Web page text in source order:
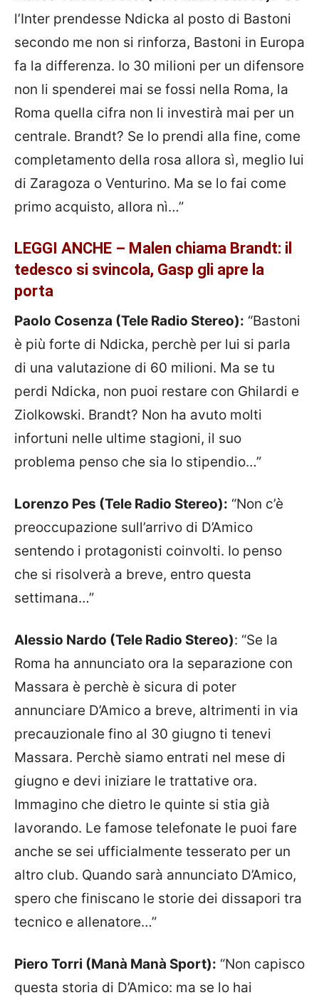
l’Inter prendesse Ndicka al posto di Bastoni
secondo me non si rinforza, Bastoni in Europa
fa la differenza. Io 30 milioni per un difensore
non li spenderei mai se fossi nella Roma, la
Roma quella cifra non li investirà mai per un
centrale. Brandt? Se lo prendi alla fine, come
completamento della rosa allora sì, meglio lui
di Zaragoza o Venturino. Ma se lo fai come
primo acquisto, allora nì…”
LEGGI ANCHE – Malen chiama Brandt: il
tedesco si svincola, Gasp gli apre la
porta
Paolo Cosenza (Tele Radio Stereo): “Bastoni
è più forte di Ndicka, perchè per lui si parla
di una valutazione di 60 milioni. Ma se tu
perdi Ndicka, non puoi restare con Ghilardi e
Ziolkowski. Brandt? Non ha avuto molti
infortuni nelle ultime stagioni, il suo
problema penso che sia lo stipendio…”
Lorenzo Pes (Tele Radio Stereo): “Non c’è
preoccupazione sull’arrivo di D’Amico
sentendo i protagonisti coinvolti. Io penso
che si risolverà a breve, entro questa
settimana…”
Alessio Nardo (Tele Radio Stereo): “Se la
Roma ha annunciato ora la separazione con
Massara è perchè è sicura di poter
annunciare D’Amico a breve, altrimenti in via
precauzionale fino al 30 giugno ti tenevi
Massara. Perchè siamo entrati nel mese di
giugno e devi iniziare le trattative ora.
Immagino che dietro le quinte si stia già
lavorando. Le famose telefonate le puoi fare
anche se sei ufficialmente tesserato per un
altro club. Quando sarà annunciato D’Amico,
spero che finiscano le storie dei dissapori tra
tecnico e allenatore…”
Piero Torri (Manà Manà Sport): “Non capisco
questa storia di D’Amico: ma se lo hai